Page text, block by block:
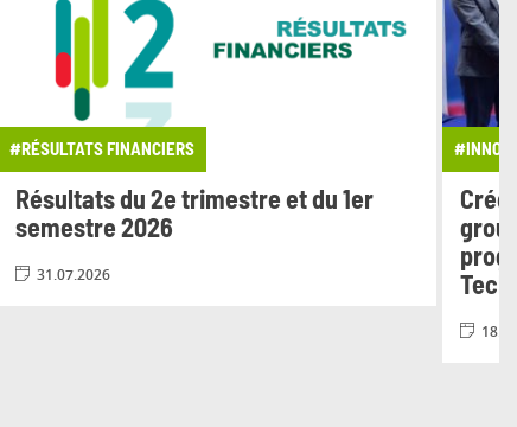
#RÉSULTATS FINANCIERS
Résultats du 2e trimestre et du 1er
semestre 2026
31.07.2026
Tech